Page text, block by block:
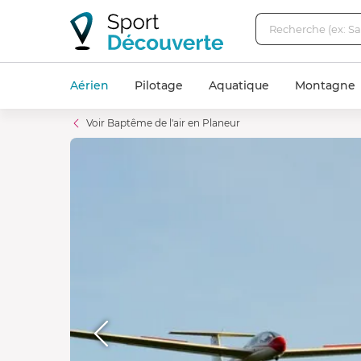
Aérien Pilotage Aquatique Montagne
Voir Baptême de l'air en Planeur